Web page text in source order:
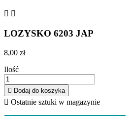
 
LOZYSKO 6203 JAP
8,00 zł
Ilość
 Dodaj do koszyka
 Ostatnie sztuki w magazynie